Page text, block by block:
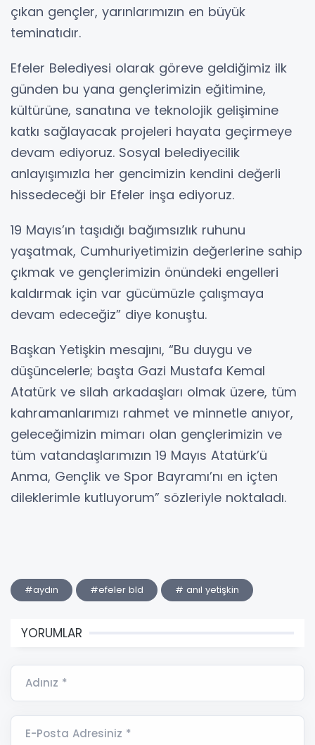
çıkan gençler, yarınlarımızın en büyük
teminatıdır.
Efeler Belediyesi olarak göreve geldiğimiz ilk
günden bu yana gençlerimizin eğitimine,
kültürüne, sanatına ve teknolojik gelişimine
katkı sağlayacak projeleri hayata geçirmeye
devam ediyoruz. Sosyal belediyecilik
anlayışımızla her gencimizin kendini değerli
hissedeceği bir Efeler inşa ediyoruz.
19 Mayıs’ın taşıdığı bağımsızlık ruhunu
yaşatmak, Cumhuriyetimizin değerlerine sahip
çıkmak ve gençlerimizin önündeki engelleri
kaldırmak için var gücümüzle çalışmaya
devam edeceğiz” diye konuştu.
Başkan Yetişkin mesajını, “Bu duygu ve
düşüncelerle; başta Gazi Mustafa Kemal
Atatürk ve silah arkadaşları olmak üzere, tüm
kahramanlarımızı rahmet ve minnetle anıyor,
geleceğimizin mimarı olan gençlerimizin ve
tüm vatandaşlarımızın 19 Mayıs Atatürk’ü
Anma, Gençlik ve Spor Bayramı’nı en içten
dileklerimle kutluyorum” sözleriyle noktaladı.
#aydın #efeler bld # anıl yetişkin
YORUMLAR
Adınız *
E-Posta Adresiniz *